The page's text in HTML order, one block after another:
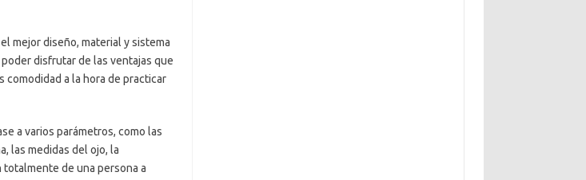
mejor diseño, material y sistema
disfrutar de las ventajas que
comodidad a la hora de practicar
a varios parámetros, como las
las medidas del ojo, la
de una persona a